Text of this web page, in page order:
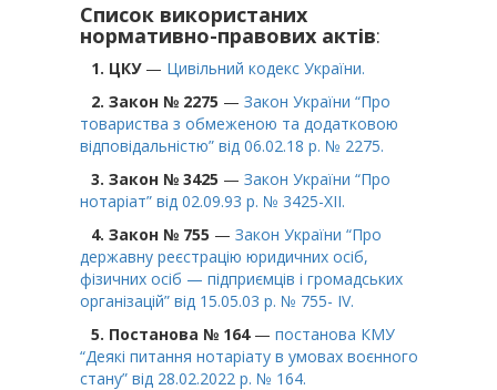
Список використаних
нормативно-правових актів:
1. ЦКУ— Цивільний кодекс України.
2. Закон № 2275 — Закон України “Про
товариства з обмеженою та додатковою
відповідальністю” від 06.02.18 р. № 2275.
3. Закон № 3425 — Закон України “Про
нотаріат” від 02.09.93 р. № 3425-XII.
4. Закон № 755 — Закон України “Про
державну реєстрацію юридичних осіб,
фізичних осіб — підприємців і громадських
організацій” від 15.05.03 р. № 755- IV.
5. Постанова № 164— постанова КМУ
“Деякі питання нотаріату в умовах воєнного
стану” від 28.02.2022 р. № 164.